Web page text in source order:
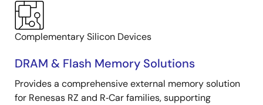
Complementary Silicon Devices
DRAM & Flash Memory Solutions
Provides a comprehensive external memory solution
for Renesas RZ and R‑Car families, supporting